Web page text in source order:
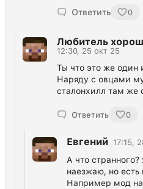
Ответить 0
Любитель
12:30, 25 окт 25
Ты что это же один
Наряду с овцами
сталонхилл там же
Ответить 0
Евгений 17:15,
А что странного?
наезжаю, но
Например мод